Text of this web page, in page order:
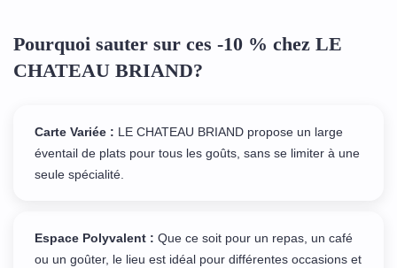
Pourquoi sauter sur ces -10 % chez LE
CHATEAU BRIAND?
Carte Variée : LE CHATEAU BRIAND propose un large
éventail de plats pour tous les goûts, sans se limiter à une
seule spécialité.
Espace Polyvalent : Que ce soit pour un repas, un café
ou un goûter, le lieu est idéal pour différentes occasions et